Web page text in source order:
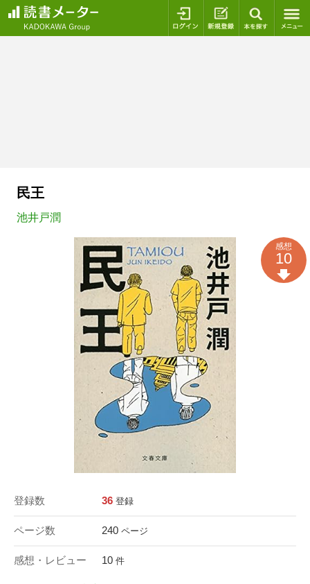
ログイン 新規登録
民王
池井戸潤
登録数 36 登録
ページ数 240 ページ
感想・レビュー 10 件
感想
10